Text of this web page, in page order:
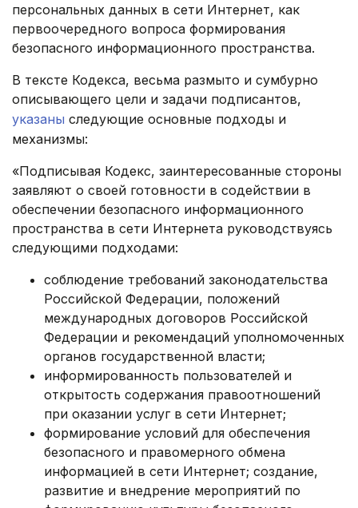
персональных данных в сети Интернет, как
первоочередного вопроса формирования
безопасного информационного пространства.
В тексте Кодекса, весьма размыто и сумбурно
описывающего цели и задачи подписантов,
указаны следующие основные подходы и
механизмы:
«Подписывая Кодекс, заинтересованные стороны
заявляют о своей готовности в содействии в
обеспечении безопасного информационного
пространства в сети Интернета руководствуясь
следующими подходами:
соблюдение требований законодательства
Российской Федерации, положений
международных договоров Российской
Федерации и рекомендаций уполномоченных
органов государственной власти;
информированность пользователей и
открытость содержания правоотношений
при оказании услуг в сети Интернет;
формирование условий для обеспечения
безопасного и правомерного обмена
информацией в сети Интернет; создание,
развитие и внедрение мероприятий по